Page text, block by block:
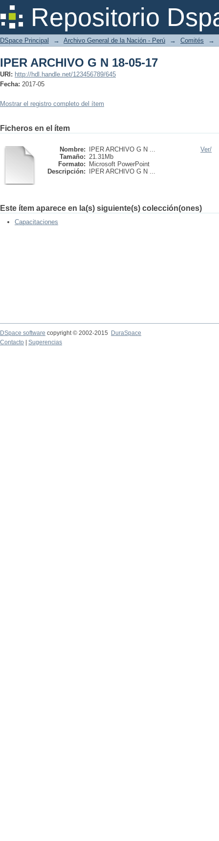
Repositorio
IPER ARCHIVO G N 18-05-17
DSpace Principal → Archivo General de la Nación - Perú → Comités →
IPER ARCHIVO G N 18-05-17
URI: http://hdl.handle.net/123456789/645
Fecha: 2017-05
Mostrar el registro completo del ítem
Ficheros en el ítem
Nombre:
IPER ARCHIVO G N ...
Tamaño: 21.31Mb
Formato:
Microsoft PowerPoint
Descripción:
IPER ARCHIVO G N ...
Ver/
Este ítem aparece en la(s) siguiente(s) colección(ones)
Capacitaciones
DSpace software copyright © 2002-2015
DuraSpace
Contacto
Sugerencias